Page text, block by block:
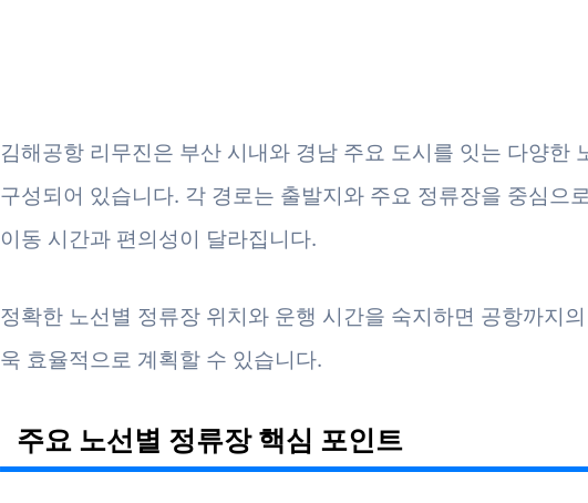
김해공항 리무진은 부산 시내와 경남 주요 도시를 잇는 다양한
구성되어 있습니다. 각 경로는 출발지와 주요 정류장을 중심으
이동 시간과 편의성이 달라집니다.
정확한 노선별 정류장 위치와 운행 시간을 숙지하면 공항까지
욱 효율적으로 계획할 수 있습니다.
주요 노선별 정류장 핵심 포인트